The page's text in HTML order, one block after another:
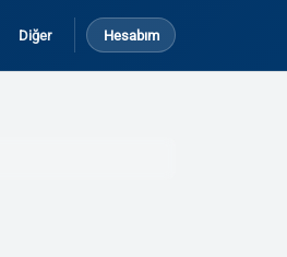
Diğer Hesabım